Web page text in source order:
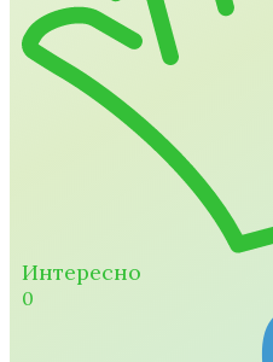
Интересно
0